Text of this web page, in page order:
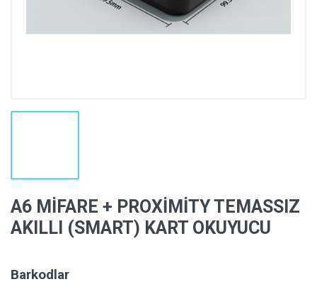
A6 MİFARE + PROXİMİTY TEMASSIZ
AKILLI (SMART) KART OKUYUCU
Barkodlar